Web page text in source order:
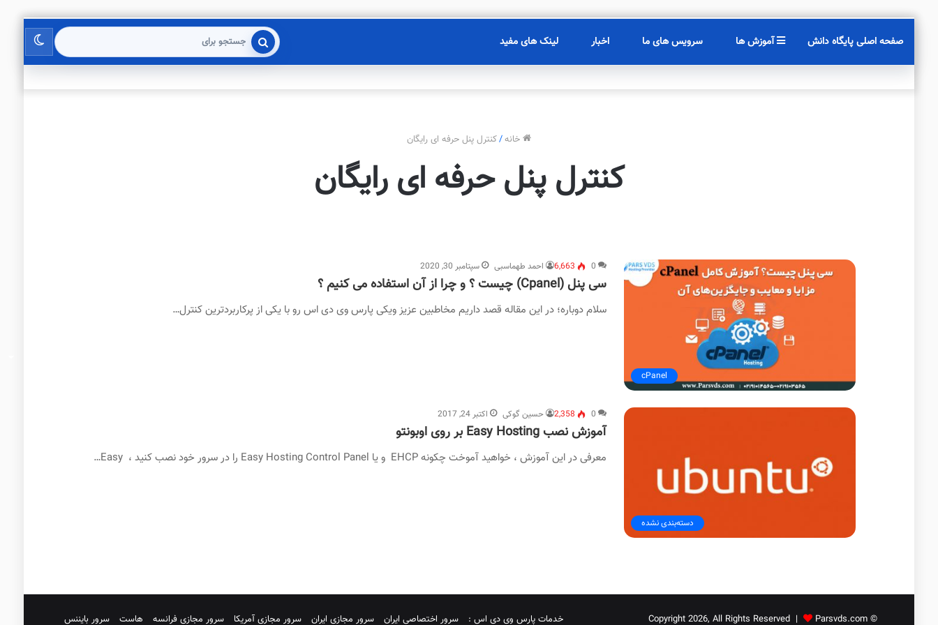
لینک های مفید اخبار سرویس های ما آموزش ها صفحه اصلی پایگاه دانش جستجو
برای
تغییر
پوسته
خانه/کنترل پنل حرفه ای رایگان
کنترل پنل حرفه ای رایگان
cPanel
احمد طهماسبی سپتامبر 30, 2020 0
6,663
سی پنل (Cpanel) چیست ؟ و چرا از آن استفاده می کنیم ؟
سلام دوباره؛ در این مقاله قصد داریم مخاطبین عزیز ویکی پارس وی دی اس رو با یکی از پرکاربردترین کنترل…
دسته‌بندی نشده
حسین گوکی اکتبر 24, 2017 0
2,358
آموزش نصب Easy Hosting بر روی اوبونتو
معرفی در این آموزش ، خواهید آموخت چکونه EHCP و یا Easy Hosting Control Panel را در سرور خود نصب کنید ، Easy…
© Copyright 2026, All Rights Reserved |
Parsvds.com خدمات پارس وی دی اس : سرور اختصاصی ایران سرور مجازی ایران سرور مجازی آمریکا سرور مجازی فرانسه هاست سرور بایننس